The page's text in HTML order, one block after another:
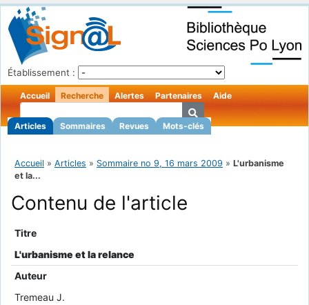
Établissement :
Accueil Recherche
Articles Sommaires Revues Mots-clés
Alertes Partenaires Aide
Accueil » Articles » Sommaire no 9, 16 mars 2009 » L'urbanisme
et la...
Contenu de l'article
Titre
L'urbanisme et la relance
Auteur
Tremeau J.